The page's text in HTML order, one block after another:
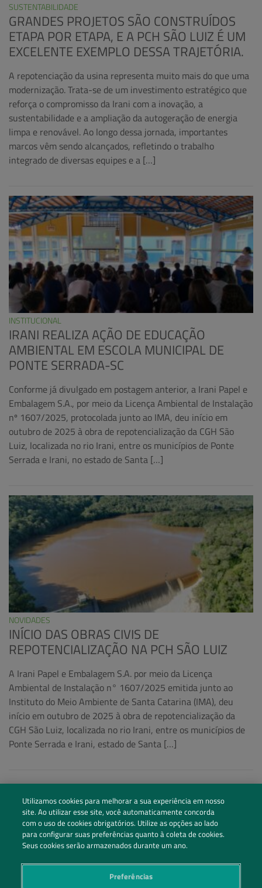
SUSTENTABILIDADE
GRANDES PROJETOS SÃO CONSTRUÍDOS
ETAPA POR ETAPA, E A PCH SÃO LUIZ É UM
EXCELENTE EXEMPLO DESSA TRAJETÓRIA.
A repotenciação da usina representa muito mais do que uma
modernização. Trata-se de um investimento estratégico que
reforça o compromisso da Irani com a inovação, a
sustentabilidade e a ampliação da autogeração de energia
limpa e renovável. Ao longo dessa jornada, importantes
marcos vêm sendo alcançados, refletindo o trabalho
integrado de diversas equipes e a […]
INSTITUCIONAL
IRANI REALIZA AÇÃO DE EDUCAÇÃO
AMBIENTAL EM ESCOLA MUNICIPAL DE
PONTE SERRADA-SC
Conforme já divulgado em postagem anterior, a Irani Papel e
Embalagem S.A., por meio da Licença Ambiental de Instalação
nº 1607/2025, protocolada junto ao IMA, deu início em
outubro de 2025 à obra de repotencialização da CGH São
Luiz, localizada no rio Irani, entre os municípios de Ponte
Serrada e Irani, no estado de Santa […]
NOVIDADES
INÍCIO DAS OBRAS CIVIS DE
REPOTENCIALIZAÇÃO NA PCH SÃO LUIZ
A Irani Papel e Embalagem S.A. por meio da Licença
Ambiental de Instalação n° 1607/2025 emitida junto ao
Instituto do Meio Ambiente de Santa Catarina (IMA), deu
início em outubro de 2025 à obra de repotencialização da
CGH São Luiz, localizada no rio Irani, entre os municípios de
Ponte Serrada e Irani, estado de Santa […]
Utilizamos cookies para melhorar a sua experiência em nosso
site. Ao utilizar esse site, você automaticamente concorda
com o uso de cookies obrigatórios. Utilize as opções ao lado
para configurar suas preferências quanto à coleta de cookies.
Seus cookies serão armazenados durante um ano.
Preferências